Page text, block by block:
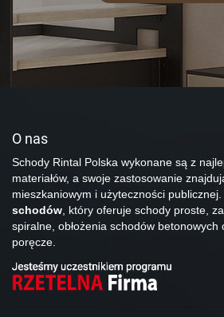
O nas
Schody Rintal Polska wykonane są z
materiałów, a swoje zastosowanie
mieszkaniowym i użyteczności
schodów, który oferuje schody proste,
spiralne, obłożenia schodów
poręcze.